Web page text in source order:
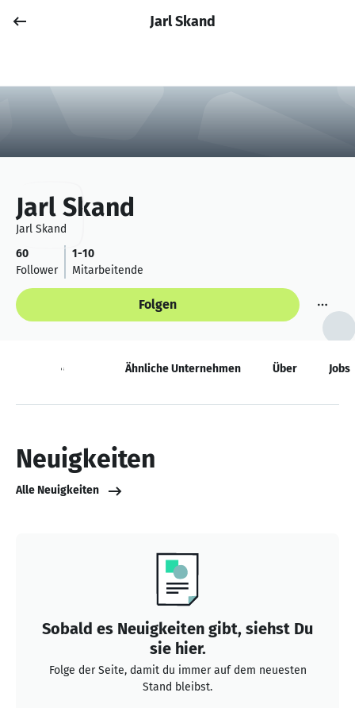
Anmelden
Jarl Skand
Jarl Skand
Jarl Skand
60
Follower
1-10
Mitarbeitende
Folgen
Neuigkeiten Ähnliche Unternehmen Über Jobs
Neuigkeiten
Alle Neuigkeiten
Sobald es Neuigkeiten gibt, siehst Du
sie hier.
Folge der Seite, damit du immer auf dem neuesten
Stand bleibst.